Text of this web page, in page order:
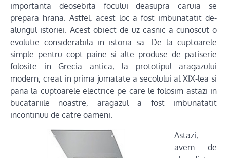
importanta deosebita focului deasupra caruia se
prepara hrana. Astfel, acest loc a fost imbunatatit de-
alungul istoriei. Acest obiect de uz casnic a cunoscut o
evolutie considerabila in istoria sa. De la cuptoarele
simple pentru copt paine si alte produse de patiserie
folosite in Grecia antica, la prototipul aragazului
modern, creat in prima jumatate a secolului al XIX-lea si
pana la cuptoarele electrice pe care le folosim astazi in
bucatariile noastre, aragazul a fost imbunatatit
incontinuu de catre oameni.
Astazi,
avem de